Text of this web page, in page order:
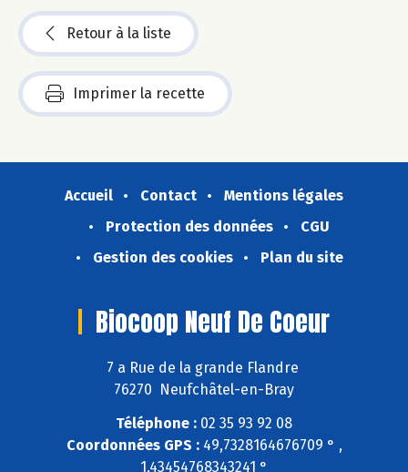
Retour à la liste
Imprimer la recette
Accueil Contact
Mentions légales
Protection des données
CGU
Gestion des cookies
Plan du site
Biocoop Neuf De Coeur
7 a Rue de la grande Flandre
76270 Neufchâtel-en-Bray
Téléphone : 02 35 93 92 08
Coordonnées GPS :49,7328164676709 ° ,
1,43454768343241 °